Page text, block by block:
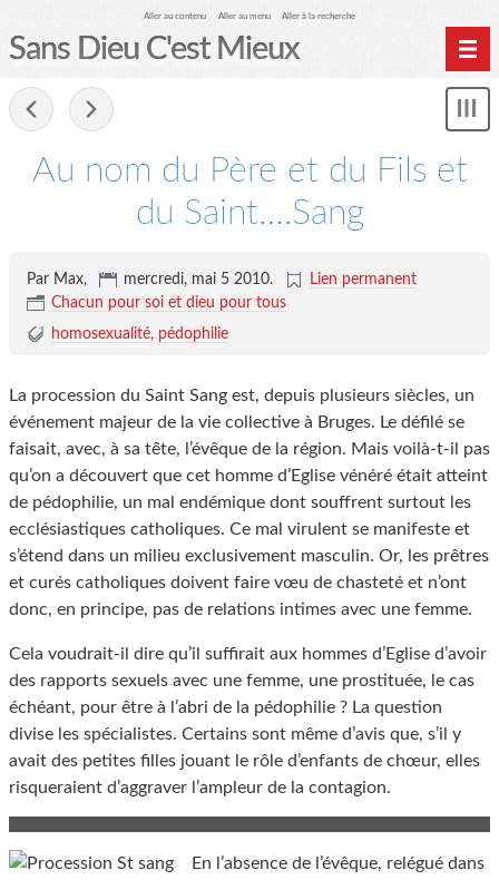
Aller au contenu Aller au menu Aller à la recherche
Sans Dieu C'est Mieux
Au nom du Père et du Fils et
du Saint….Sang
Par Max, mercredi, mai 5 2010.
Lien permanent
Chacun pour soi et dieu pour tous
homosexualité pédophilie
La procession du Saint Sang est, depuis plusieurs siècles, un
événement majeur de la vie collective à Bruges. Le défilé se
faisait, avec, à sa tête, l’évêque de la région. Mais voilà-t-il pas
qu’on a découvert que cet homme d’Eglise vénéré était atteint
de pédophilie, un mal endémique dont souffrent surtout les
ecclésiastiques catholiques. Ce mal virulent se manifeste et
s’étend dans un milieu exclusivement masculin. Or, les prêtres
et curés catholiques doivent faire vœu de chasteté et n’ont
donc, en principe, pas de relations intimes avec une femme.
Cela voudrait-il dire qu’il suffirait aux hommes d’Eglise d’avoir
des rapports sexuels avec une femme, une prostituée, le cas
échéant, pour être à l’abri de la pédophilie ? La question
divise les spécialistes. Certains sont même d’avis que, s’il y
avait des petites filles jouant le rôle d’enfants de chœur, elles
risqueraient d’aggraver l’ampleur de la contagion.
En l’absence de l’évêque, relégué dans